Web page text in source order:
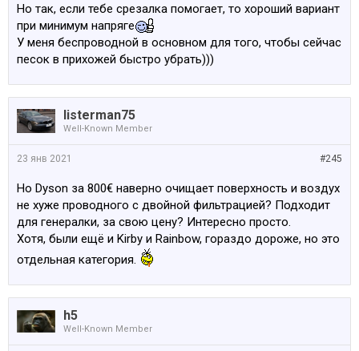
Но так, если тебе срезалка помогает, то хороший вариант
при минимум напряге
У меня беспроводной в основном для того, чтобы сейчас
песок в прихожей быстро убрать)))
listerman75
Well-Known Member
#245
23 янв 2021
Но Dyson за 800€ наверно очищает поверхность и воздух
не хуже проводного с двойной фильтрацией? Подходит
для генералки, за свою цену? Интересно просто.
Хотя, были ещё и Kirby и Rainbow, гораздо дороже, но это
отдельная категория.
h5
Well-Known Member